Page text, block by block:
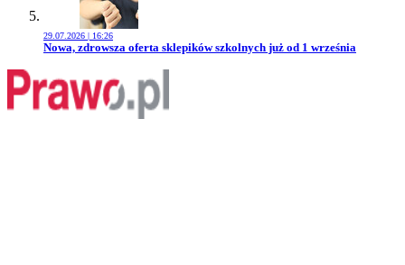
29.07.2026 | 16:26
Przejdź do artykułu:
Nowa, zdrowsza oferta sklepików szkolnych już od 1 września